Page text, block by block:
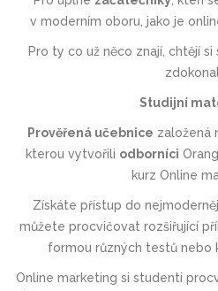
v moderním oboru, jako je
Pro ty co už něco znají, chtějí
Studijní
Prověřená učebnice založená
kterou vytvořili odborníci
kurz Online
Získáte přístup do
můžete procvičovat rozšiřující
formou různých testů nebo
Online marketing si studenti